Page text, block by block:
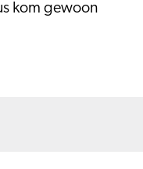
kom gewoon